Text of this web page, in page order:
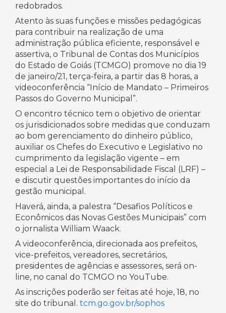
redobrados.
Atento às suas funções e missões pedagógicas
para contribuir na realização de uma
administração pública eficiente, responsável e
assertiva, o Tribunal de Contas dos Municípios
do Estado de Goiás (TCMGO) promove no dia 19
de janeiro/21, terça-feira, a partir das 8 horas, a
videoconferência “Início de Mandato – Primeiros
Passos do Governo Municipal”.
O encontro técnico tem o objetivo de orientar
os jurisdicionados sobre medidas que conduzam
ao bom gerenciamento do dinheiro público,
auxiliar os Chefes do Executivo e Legislativo no
cumprimento da legislação vigente – em
especial a Lei de Responsabilidade Fiscal (LRF) –
e discutir questões importantes do início da
gestão municipal.
Haverá, ainda, a palestra “Desafios Políticos e
Econômicos das Novas Gestões Municipais” com
o jornalista William Waack.
A videoconferência, direcionada aos prefeitos,
vice-prefeitos, vereadores, secretários,
presidentes de agências e assessores, será on-
line, no canal do TCMGO no YouTube.
As inscrições poderão ser feitas até hoje, 18, no
site do tribunal. tcm.go.gov.br/sophos